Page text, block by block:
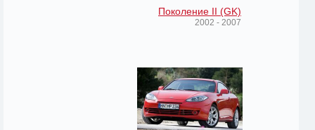
Поколение II (GK)
2002 - 2007